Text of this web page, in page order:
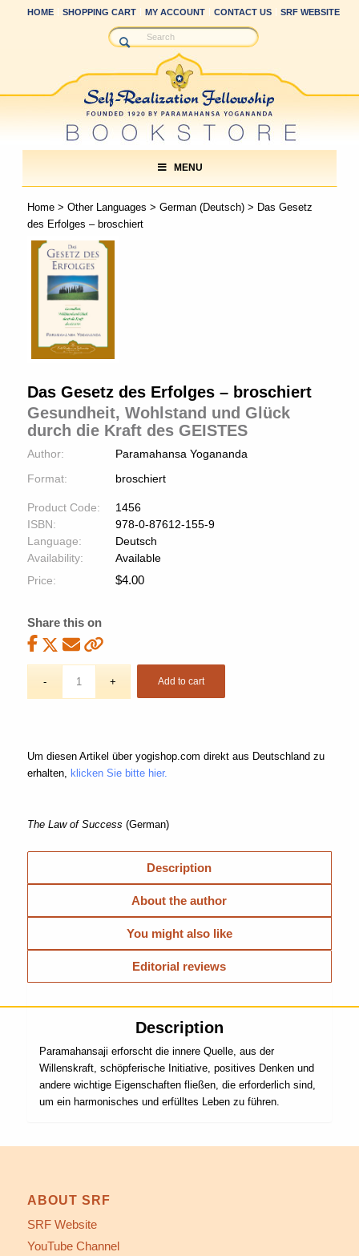
HOME SHOPPING CART MY ACCOUNT CONTACT US SRF WEBSITE
MENU
Home> Other Languages > German (Deutsch)> Das Gesetz
des Erfolges – broschiert
Das Gesetz des Erfolges – broschiert
Gesundheit, Wohlstand und Glück
durch die Kraft des GEISTES
Author:
Paramahansa Yogananda
Format:
broschiert
Product Code:
1456
ISBN:
978-0-87612-155-9
Language:
Deutsch
Availability:
Available
Price:
$4.00
Share this on
Add to cart
Um diesen Artikel über yogishop.com direkt aus Deutschland zu
erhalten, klicken Sie bitte hier.
The Law of Success (German)
Description
About the author
You might also like
Editorial reviews
Description
Paramahansaji erforscht die innere Quelle, aus der
Willenskraft, schöpferische Initiative, positives Denken und
andere wichtige Eigenschaften fließen, die erforderlich sind,
um ein harmonisches und erfülltes Leben zu führen.
ABOUT SRF
SRF Website
YouTube Channel